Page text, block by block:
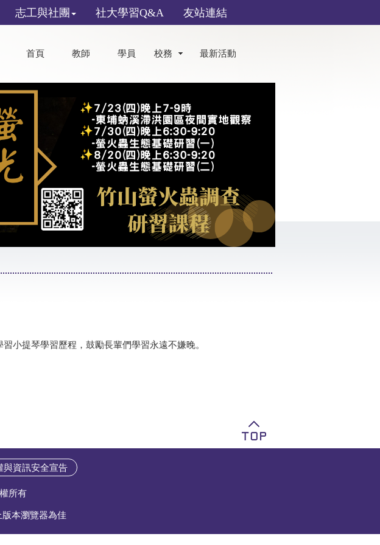
志工與社團 社大學習Q&A 友站連結
首頁 教師 學員 校務 最新活動
小提琴學習歷程，鼓勵長輩們學習永遠不嫌晚。
與資訊安全宣告
所有
本瀏覽器為佳